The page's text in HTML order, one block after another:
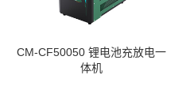
CM-CF50050 锂电池充放电一
体机